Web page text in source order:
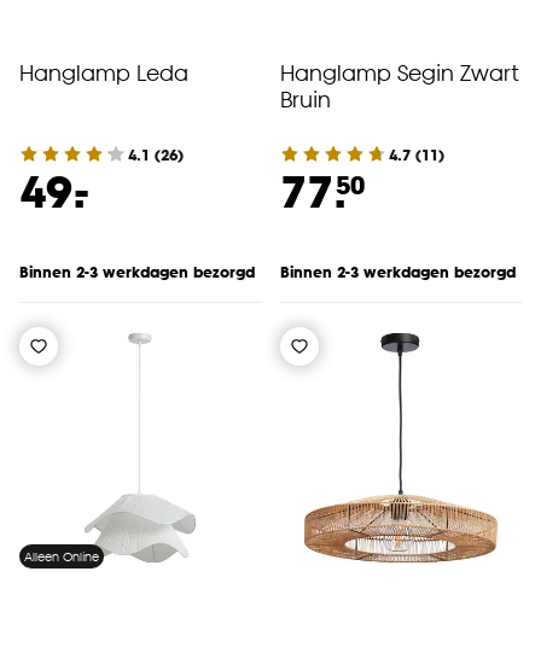
Hanglamp Leda
4.1 (26)
49.
-
Binnen 2-3 werkdagen bezorgd
Hanglamp Segin Zwart
Bruin
4.7 (11)
77.50
Binnen 2-3 werkdagen bezorgd
Alleen Online